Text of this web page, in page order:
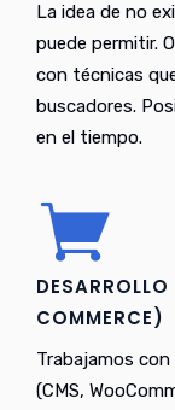
La idea de no
puede permitir.
con técnicas
buscadores.
en el tiempo.
COMMERCE)
Trabajamos
(CMS,